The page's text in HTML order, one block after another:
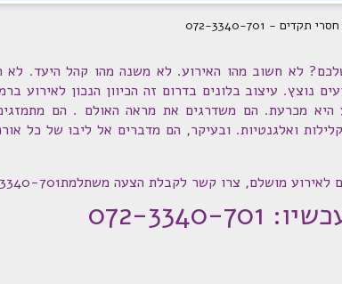
- 072-3340-701
לא חשוב מהו האירוע. לא משנה מהו קהל היעד. לא
נוצץ. עיצוב בלונים בדרום זה הכיוון הנכון לאירוע
היא מכרעת. הם משדרגים את מראה האולם . הם
ואלגנטיות. ובעיקר, הם מדברים אל ליבו של כל
מושלם, צרו קשר לקבלת הצעה משתלמת072-3340-701.
3340-701